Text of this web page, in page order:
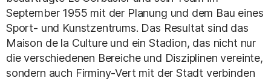
September 1955 mit der Planung und dem Bau eines
Sport- und Kunstzentrums. Das Resultat sind das
Maison de la Culture und ein Stadion, das nicht nur
die verschiedenen Bereiche und Disziplinen vereinte,
sondern auch Firminy-Vert mit der Stadt verbinden